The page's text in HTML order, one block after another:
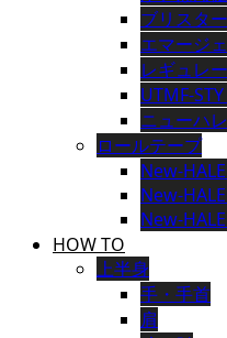
ブリスタ
エマージ
レギュレ
UTMF-
ニューハ
ロールテープ
New-
New-
New-
HOW TO
上半身
手・手首
肩